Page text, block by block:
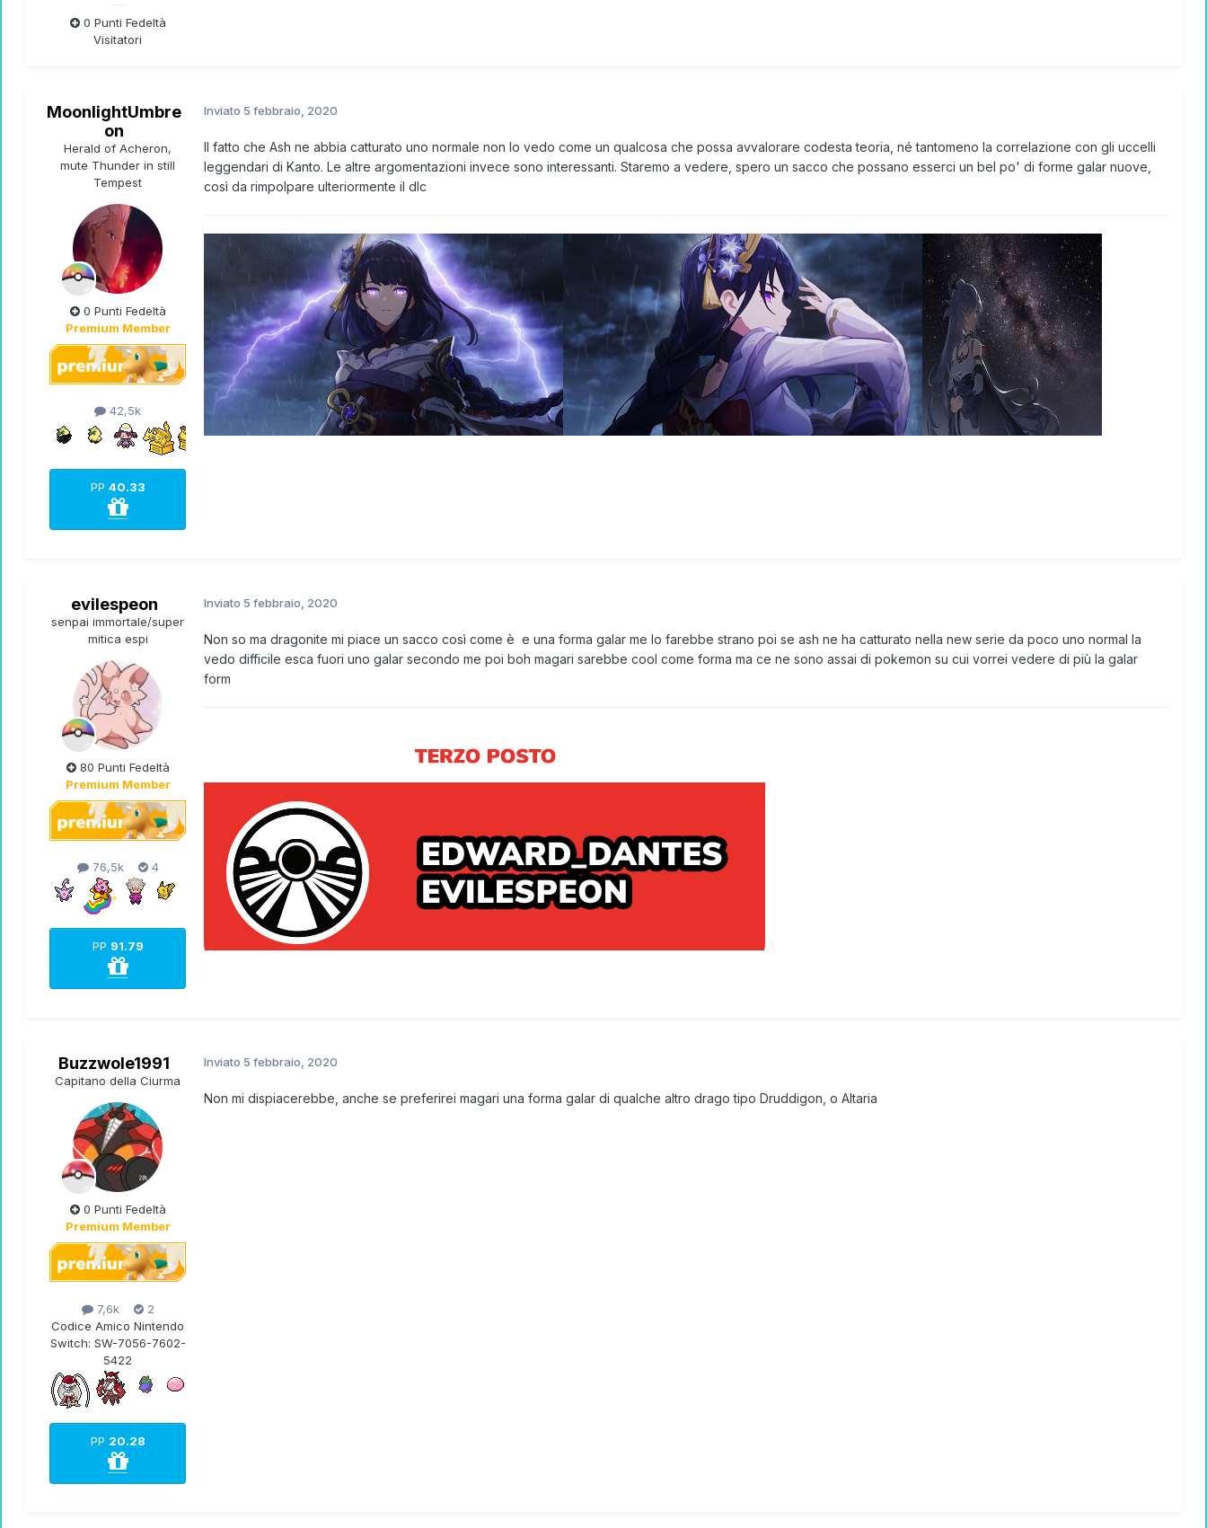
0 Punti Fedeltà
Visitatori
MoonlightUmbre
on
Herald of Acheron,
mute Thunder in still
Tempest
0 Punti Fedeltà
Premium Member
42,5k
PP 40.33
Inviato 5 febbraio, 2020
Il fatto che Ash ne abbia catturato uno normale non lo vedo come un qualcosa che possa avvalorare codesta teoria, né tantomeno la correlazione con gli uccelli
leggendari di Kanto. Le altre argomentazioni invece sono interessanti. Staremo a vedere, spero un sacco che possano esserci un bel po' di forme galar nuove,
così da rimpolpare ulteriormente il dlc
evilespeon
senpai immortale/super
mitica espi
80 Punti Fedeltà
Premium Member
76,5k 4
PP 91.79
Inviato 5 febbraio, 2020
Non so ma dragonite mi piace un sacco così come è e una forma galar me lo farebbe strano poi se ash ne ha catturato nella new serie da poco uno normal la
vedo difficile esca fuori uno galar secondo me poi boh magari sarebbe cool come forma ma ce ne sono assai di pokemon su cui vorrei vedere di più la galar
form
Buzzwole1991
Capitano della Ciurma
0 Punti Fedeltà
Premium Member
7,6k
2
Codice Amico Nintendo
Switch: SW-7056-7602-
5422
PP 20.28
Inviato 5 febbraio, 2020
Non mi dispiacerebbe, anche se preferirei magari una forma galar di qualche altro drago tipo Druddigon, o Altaria